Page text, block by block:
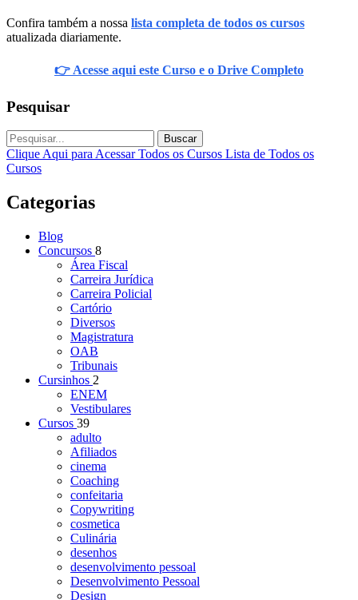
Confira também a nossa lista completa de todos os cursos
atualizada diariamente.
👉 Acesse aqui este Curso e o Drive Completo
Pesquisar
Buscar
Clique Aqui para Acessar Todos os Cursos Lista de Todos os
Cursos
Categorias
Blog
Concursos 8
Área Fiscal
Carreira Jurídica
Carreira Policial
Cartório
Diversos
Magistratura
OAB
Tribunais
Cursinhos 2
ENEM
Vestibulares
Cursos 39
adulto
Afiliados
cinema
Coaching
confeitaria
Copywriting
cosmetica
Culinária
desenhos
desenvolvimento pessoal
Desenvolvimento Pessoal
Design